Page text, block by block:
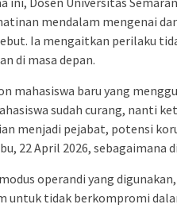
mendalam mengenai
Ia mengaitkan perilaku
di masa depan.
mahasiswa baru yang
sudah curang, nanti
menjadi pejabat, potensi
22 April 2026, sebagaimana
operandi yang
untuk tidak berkompromi